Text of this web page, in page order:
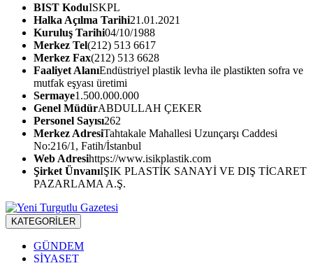
BIST KoduISKPL
Halka Açılma Tarihi21.01.2021
Kuruluş Tarihi04/10/1988
Merkez Tel(212) 513 6617
Merkez Fax(212) 513 6628
Faaliyet AlanıEndüstriyel plastik levha ile plastikten sofra ve
mutfak eşyası üretimi
Sermaye1.500.000.000
Genel MüdürABDULLAH ÇEKER
Personel Sayısı262
Merkez AdresiTahtakale Mahallesi Uzunçarşı Caddesi
No:216/1, Fatih/İstanbul
Web Adresihttps://www.isikplastik.com
Şirket ÜnvanıIŞIK PLASTİK SANAYİ VE DIŞ TİCARET
PAZARLAMA A.Ş.
KATEGORİLER
GÜNDEM
SİYASET